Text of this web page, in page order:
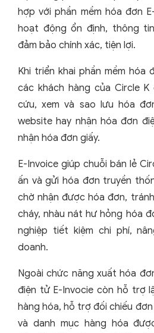
hợp với phần mềm hóa đơn
hoạt động ổn định, thông
đảm bảo chính xác, tiện lợi.
Khi triển khai phần mềm hóa
các khách hàng của Circle
cứu, xem và sao lưu hóa
website hay nhận hóa đơn
nhận hóa đơn giấy.
E-Invoice giúp chuỗi bán lẻ
ấn và gửi hóa đơn truyền
chờ nhận được hóa đơn,
cháy, nhàu nát hư hỏng hóa
nghiệp tiết kiệm chi phí,
doanh.
Ngoài chức năng xuất hóa
điện tử E-Invocie còn hỗ trợ
hàng hóa, hỗ trợ đối chiếu
và danh mục hàng hóa